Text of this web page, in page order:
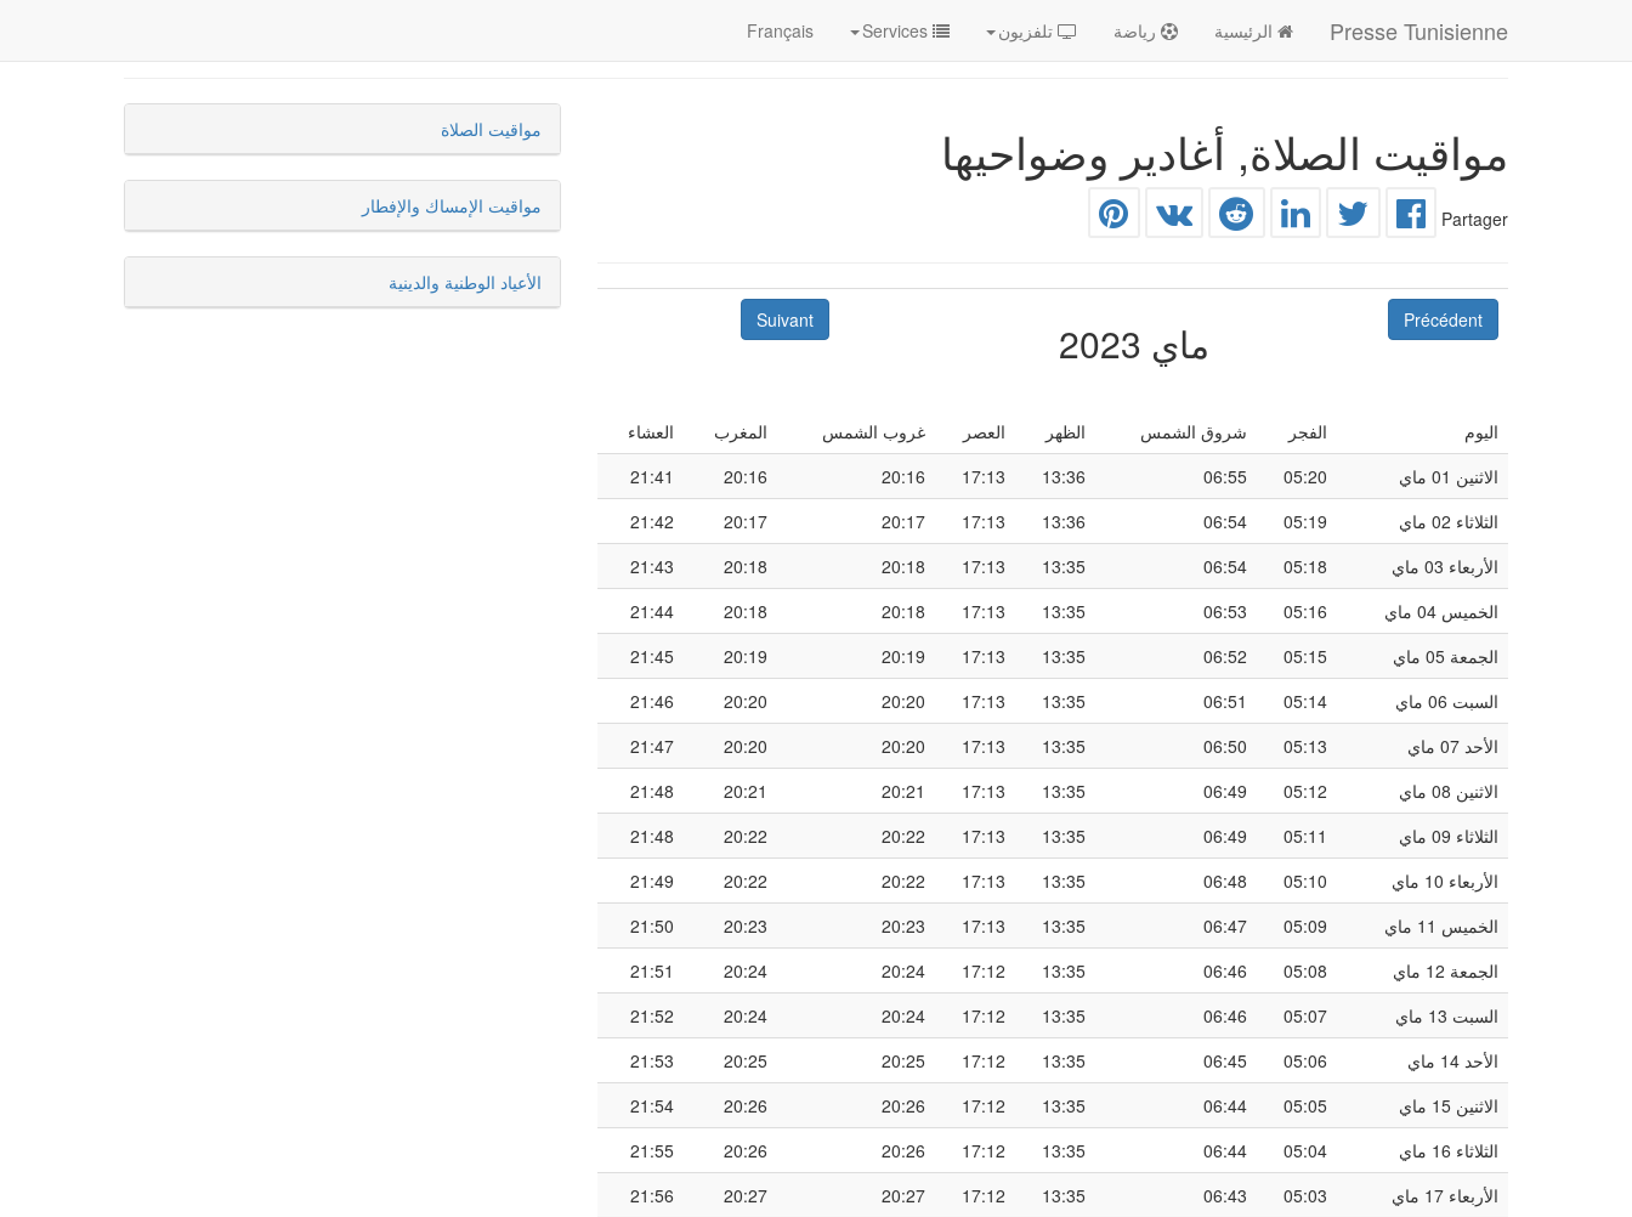
Presse Tunisienne الرئيسية رياضة تلفزيون Français
مواقيت الصلاة, أغادير وضواحيها
Partager
Précédent ماي 2023 Suivant
اليوم الفجر شروق الشمس الظهر العصر غروب الشمس المغرب
العشاء
الاثنين 01 ماي
05:20
06:55
13:36
17:13
20:16
20:16
21:41
الثلاثاء 02 ماي
05:19
06:54
13:36
17:13
20:17
20:17
21:42
الأربعاء 03 ماي
05:18
06:54
13:35
17:13
20:18
20:18
21:43
الخميس 04 ماي
05:16
06:53
13:35
17:13
20:18
20:18
21:44
الجمعة 05 ماي
05:15
06:52
13:35
17:13
20:19
20:19
21:45
السبت 06 ماي
05:14
06:51
13:35
17:13
20:20
20:20
21:46
الأحد 07 ماي
05:13
06:50
13:35
17:13
20:20
20:20
21:47
الاثنين 08 ماي
05:12
06:49
13:35
17:13
20:21
20:21
21:48
الثلاثاء 09 ماي
05:11
06:49
13:35
17:13
20:22
20:22
21:48
الأربعاء 10 ماي
05:10
06:48
13:35
17:13
20:22
20:22
21:49
الخميس 11 ماي
05:09
06:47
13:35
17:13
20:23
20:23
21:50
الجمعة 12 ماي
05:08
06:46
13:35
17:12
20:24
20:24
21:51
السبت 13 ماي
05:07
06:46
13:35
17:12
20:24
20:24
21:52
الأحد 14 ماي
05:06
06:45
13:35
17:12
20:25
20:25
21:53
الاثنين 15 ماي
05:05
06:44
13:35
17:12
20:26
20:26
21:54
الثلاثاء 16 ماي
05:04
06:44
13:35
17:12
20:26
20:26
21:55
الأربعاء 17 ماي
05:03
06:43
13:35
17:12
20:27
20:27
21:56
مواقيت الصلاة
مواقيت الإمساك والإفطار
الأعياد الوطنية والدينية